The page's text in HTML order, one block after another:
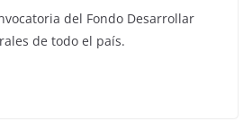
del Fondo Desarrollar
de todo el país.